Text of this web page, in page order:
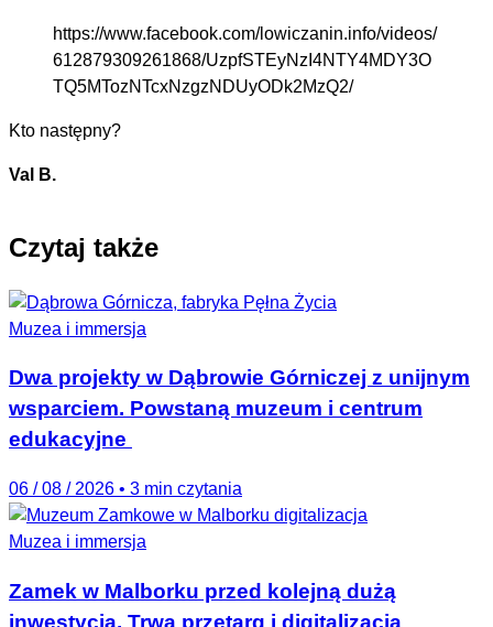
https://www.facebook.com/lowiczanin.info/videos/
612879309261868/UzpfSTEyNzI4NTY4MDY3O
TQ5MTozNTcxNzgzNDUyODk2MzQ2/
Kto następny?
Val B.
Czytaj także
Muzea i immersja
Dwa projekty w Dąbrowie Górniczej z unijnym
wsparciem. Powstaną muzeum i centrum
edukacyjne
06 / 08 / 2026 • 3 min czytania
Muzea i immersja
Zamek w Malborku przed kolejną dużą
inwestycją. Trwa przetarg i digitalizacja